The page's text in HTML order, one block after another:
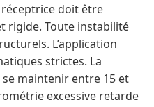
doit être
rigide. Toute instabilité
L’application
strictes. La
maintenir entre 15 et
excessive retarde